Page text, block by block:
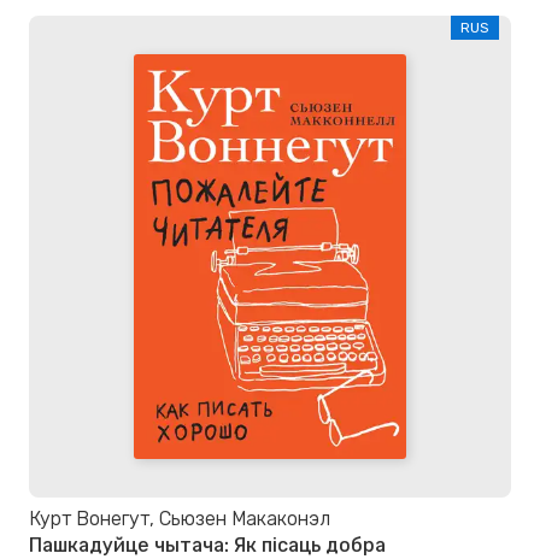
RUS
Курт Вонегут, Сьюзен Макаконэл
Пашкадуйце чытача: Як пісаць добра